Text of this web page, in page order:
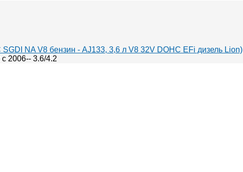
NA V8 бензин - AJ133, 3,6 л V8 32V DOHC EFi дизель Lion)
2006-- 3.6/4.2